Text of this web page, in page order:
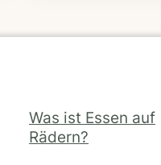
Was ist Essen auf
Rädern?